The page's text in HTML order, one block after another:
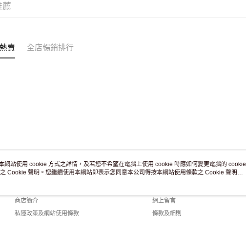
薦
賣 全店暢銷排行
關於我們
商店簡介
私隱政策及網站使用條款
客戶服務
網上留言
條款及細則
網站使用 cookie 方式之詳情，及若您不希望在電腦上使用 cookie 時應如何變更電腦的 cookie
Cookie 聲明。您繼續使用本網站即表示您同意本公司得按本網站使用條款之 Cookie 聲明使